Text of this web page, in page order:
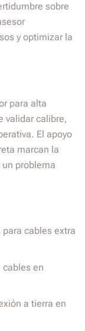
sobre
y optimizar la
para alta
validar calibre,
El apoyo
marcan la
problema
cables extra
en
a tierra en